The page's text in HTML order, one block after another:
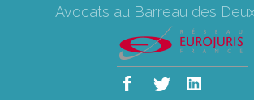
Avocats au Barreau des